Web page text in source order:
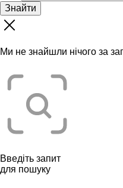
Знайти
Ми не знайшли нічого за
Введіть запит
для пошуку